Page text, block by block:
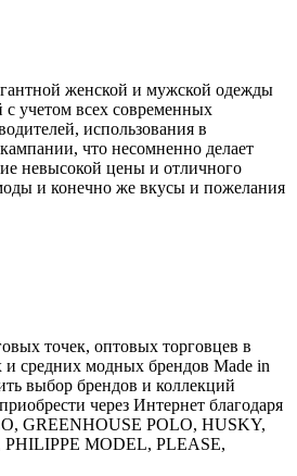
женской и мужской одежды
учетом всех современных
использования в
что несомненно делает
невысокой цены и отличного
и конечно же вкусы и пожелания
точек, оптовых торговцев в
средних модных брендов Made in
выбор брендов и коллекций
через Интернет благодаря
GREENHOUSE POLO, HUSKY,
MODEL, PLEASE,